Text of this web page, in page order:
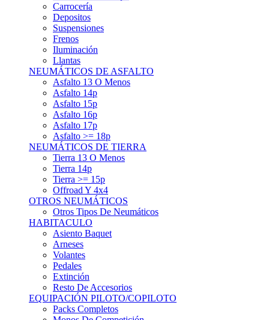
Depositos
Suspensiones
Frenos
Iluminación
Llantas
NEUMÁTICOS DE ASFALTO
Asfalto 13 O Menos
Asfalto 14p
Asfalto 15p
Asfalto 16p
Asfalto 17p
Asfalto >= 18p
NEUMÁTICOS DE TIERRA
Tierra 13 O Menos
Tierra 14p
Tierra >= 15p
Offroad Y 4x4
OTROS NEUMÁTICOS
Otros Tipos De Neumáticos
HABITACULO
Asiento Baquet
Arneses
Volantes
Pedales
Extinción
Resto De Accesorios
EQUIPACIÓN PILOTO/COPILOTO
Packs Completos
Monos De Competición
Botines De Competición